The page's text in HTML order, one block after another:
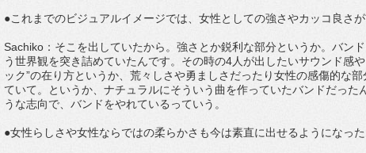
●これまでのビジュアルイメージでは、女性としての強さやカッコ良さ
Sachiko：そこを出していたから。強さとか鋭利な部分というか。バン
う世界観を突き詰めていたんです。その時の4人が出したいサウンド感
ック”の在り方というか、荒々しさや勇ましさだったり女性の感傷的な
ていて。というか、ナチュラルにそういう曲を作っていたバンドだった
うな志向で、バンドをやれているっていう。
●女性らしさや女性ならではの柔らかさも今は素直に出せるようになった